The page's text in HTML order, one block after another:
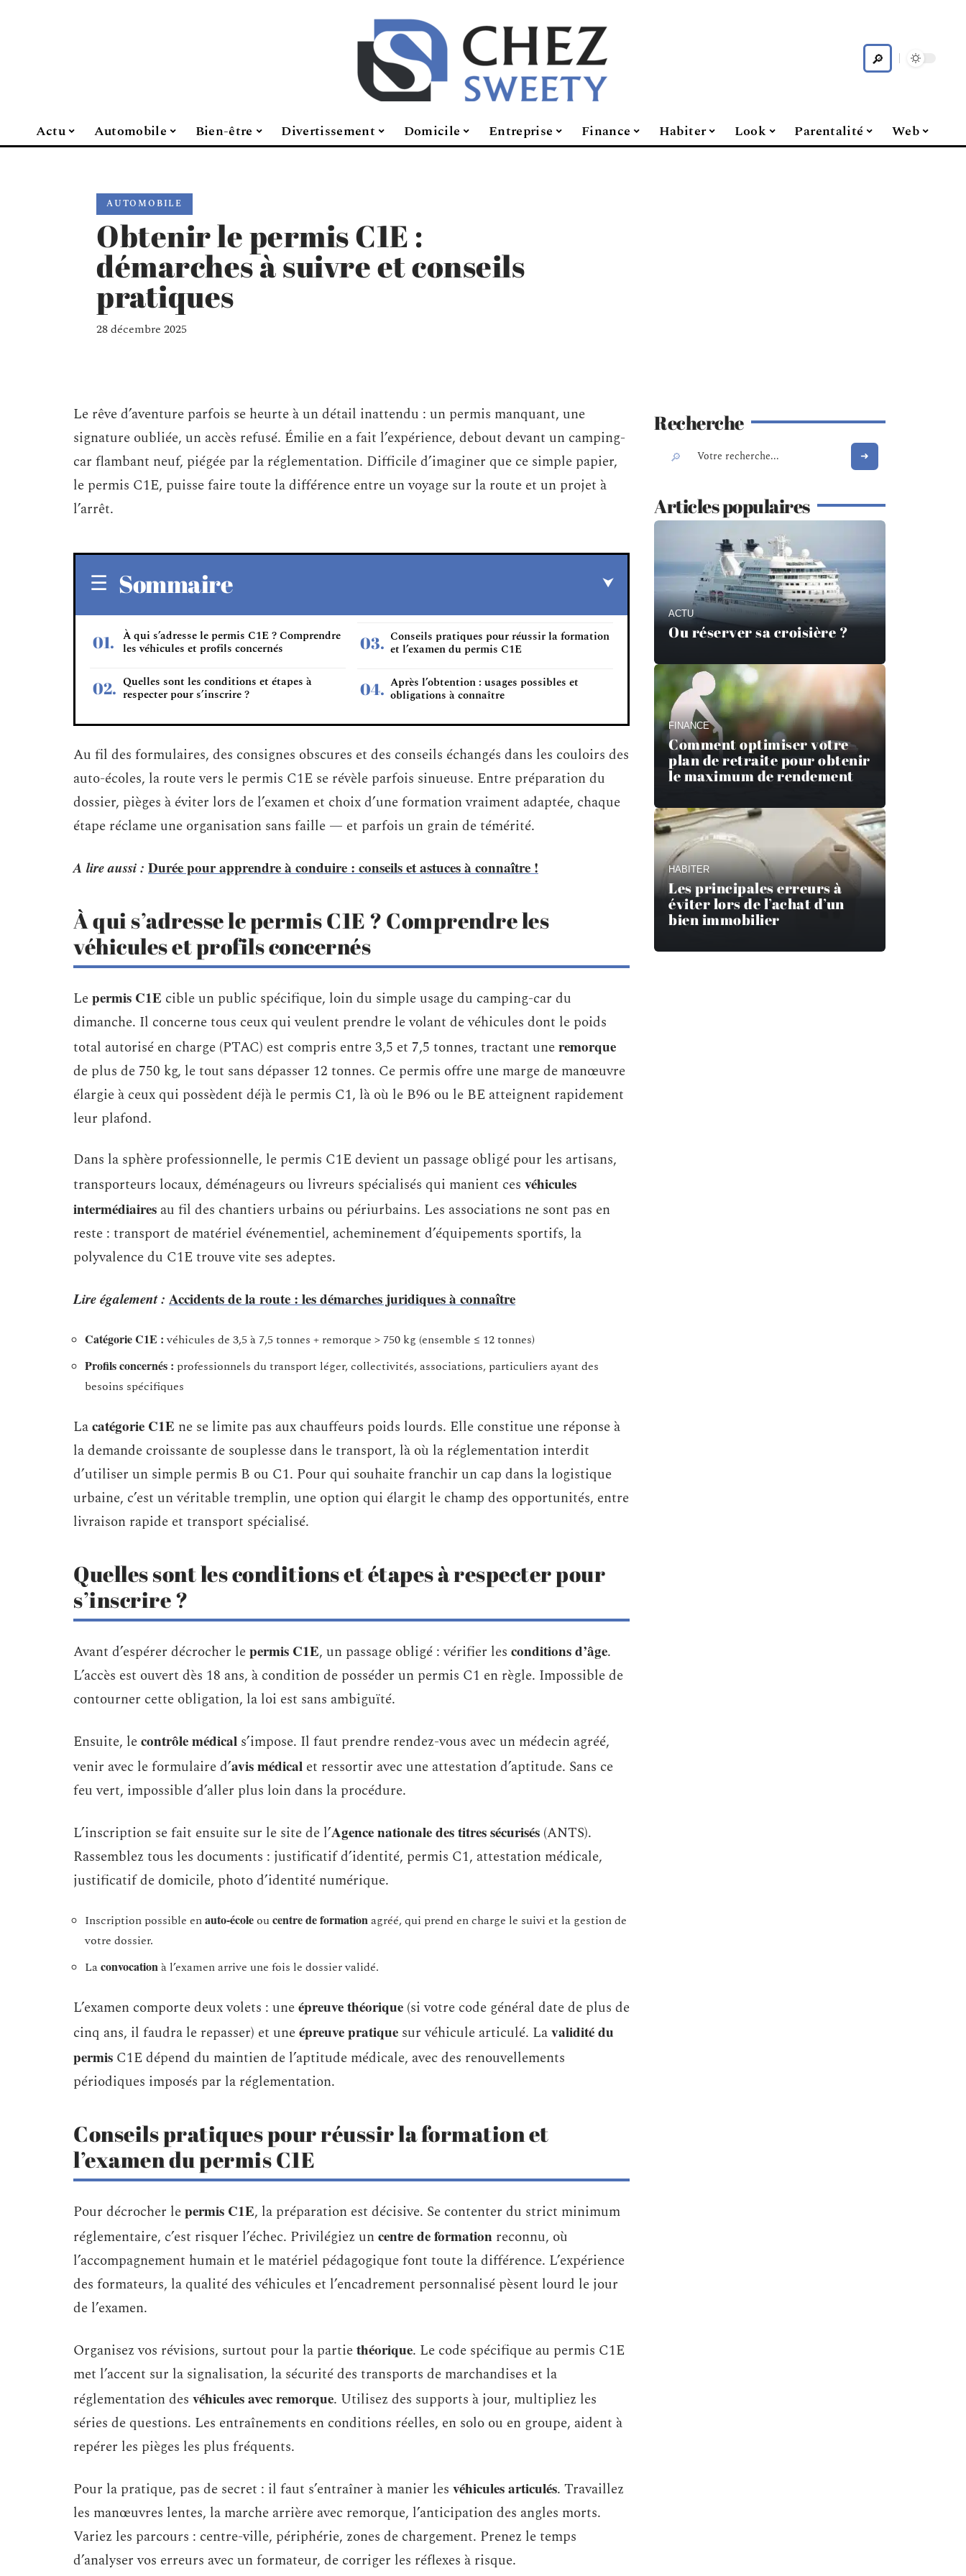
Actu Automobile Bien-être Divertissement Domicile Entreprise Finance Habiter Look Parentalité Web
AUTOMOBILE
Obtenir le permis C1E :
démarches à suivre et conseils
pratiques
28 décembre 2025
Le rêve d’aventure parfois se heurte à un détail inattendu : un permis manquant, une
signature oubliée, un accès refusé. Émilie en a fait l’expérience, debout devant un camping-
car flambant neuf, piégée par la réglementation. Difficile d’imaginer que ce simple papier,
le permis C1E, puisse faire toute la différence entre un voyage sur la route et un projet à
l’arrêt.
Sommaire
À qui s’adresse le permis C1E ? Comprendre
les véhicules et profils concernés
Quelles sont les conditions et étapes à
respecter pour s’inscrire ?
Conseils pratiques pour réussir la formation
et l’examen du permis C1E
Après l’obtention : usages possibles et
obligations à connaître
Au fil des formulaires, des consignes obscures et des conseils échangés dans les couloirs des
auto-écoles, la route vers le permis C1E se révèle parfois sinueuse. Entre préparation du
dossier, pièges à éviter lors de l’examen et choix d’une formation vraiment adaptée, chaque
étape réclame une organisation sans faille — et parfois un grain de témérité.
A lire aussi : Durée pour apprendre à conduire : conseils et astuces à connaître !
À qui s’adresse le permis C1E ? Comprendre les
véhicules et profils concernés
Lepermis C1E cible un public spécifique, loin du simple usage du camping-car du
dimanche. Il concerne tous ceux qui veulent prendre le volant de véhicules dont le poids
total autorisé en charge (PTAC) est compris entre 3,5 et 7,5 tonnes, tractant uneremorque
de plus de 750 kg, le tout sans dépasser 12 tonnes. Ce permis offre une marge de manœuvre
élargie à ceux qui possèdent déjà le permis C1, là où le B96 ou le BE atteignent rapidement
leur plafond.
Dans la sphère professionnelle, le permis C1E devient un passage obligé pour les artisans,
transporteurs locaux, déménageurs ou livreurs spécialisés qui manient ces véhicules
intermédiaires au fil des chantiers urbains ou périurbains. Les associations ne sont pas en
reste : transport de matériel événementiel, acheminement d’équipements sportifs, la
polyvalence du C1E trouve vite ses adeptes.
Lire également : Accidents de la route : les démarches juridiques à connaître
Catégorie C1E :véhicules de 3,5 à 7,5 tonnes + remorque > 750 kg (ensemble ≤ 12 tonnes)
Profils concernés : professionnels du transport léger, collectivités, associations, particuliers ayant des
besoins spécifiques
Lacatégorie C1E ne se limite pas aux chauffeurs poids lourds. Elle constitue une réponse à
la demande croissante de souplesse dans le transport, là où la réglementation interdit
d’utiliser un simple permis B ou C1. Pour qui souhaite franchir un cap dans la logistique
urbaine, c’est un véritable tremplin, une option qui élargit le champ des opportunités, entre
livraison rapide et transport spécialisé.
Quelles sont les conditions et étapes à respecter pour
s’inscrire ?
Avant d’espérer décrocher lepermis C1E, un passage obligé : vérifier les conditions d’âge.
L’accès est ouvert dès 18 ans, à condition de posséder un permis C1 en règle. Impossible de
contourner cette obligation, la loi est sans ambiguïté.
Ensuite, lecontrôle médical s’impose. Il faut prendre rendez-vous avec un médecin agréé,
venir avec le formulaire d’avis médical et ressortir avec une attestation d’aptitude. Sans ce
feu vert, impossible d’aller plus loin dans la procédure.
L’inscription se fait ensuite sur le site de l’Agence nationale des titres sécurisés (ANTS).
Rassemblez tous les documents : justificatif d’identité, permis C1, attestation médicale,
justificatif de domicile, photo d’identité numérique.
Inscription possible enauto-écoleoucentre de formationagréé, qui prend en charge le suivi et la gestion de
votre dossier.
Laconvocationà l’examen arrive une fois le dossier validé.
L’examen comporte deux volets : uneépreuve théorique (si votre code général date de plus de
cinq ans, il faudra le repasser) et uneépreuve pratique sur véhicule articulé. Lavalidité du
permis C1E dépend du maintien de l’aptitude médicale, avec des renouvellements
périodiques imposés par la réglementation.
Conseils pratiques pour réussir la formation et
l’examen du permis C1E
Pour décrocher lepermis C1E, la préparation est décisive. Se contenter du strict minimum
réglementaire, c’est risquer l’échec. Privilégiez uncentre de formation reconnu, où
l’accompagnement humain et le matériel pédagogique font toute la différence. L’expérience
des formateurs, la qualité des véhicules et l’encadrement personnalisé pèsent lourd le jour
de l’examen.
Organisez vos révisions, surtout pour la partiethéorique. Le code spécifique au permis C1E
met l’accent sur la signalisation, la sécurité des transports de marchandises et la
réglementation des véhicules avec remorque. Utilisez des supports à jour, multipliez les
séries de questions. Les entraînements en conditions réelles, en solo ou en groupe, aident à
repérer les pièges les plus fréquents.
Pour la pratique, pas de secret : il faut s’entraîner à manier les véhicules articulés. Travaillez
les manœuvres lentes, la marche arrière avec remorque, l’anticipation des angles morts.
Variez les parcours : centre-ville, périphérie, zones de chargement. Prenez le temps
d’analyser vos erreurs avec un formateur, de corriger les réflexes à risque.
Recherche
Articles populaires
ACTU
Ou réserver sa croisière ?
FINANCE
Comment optimiser votre
plan de retraite pour obtenir
le maximum de rendement
HABITER
Les principales erreurs à
éviter lors de l’achat d’un
bien immobilier